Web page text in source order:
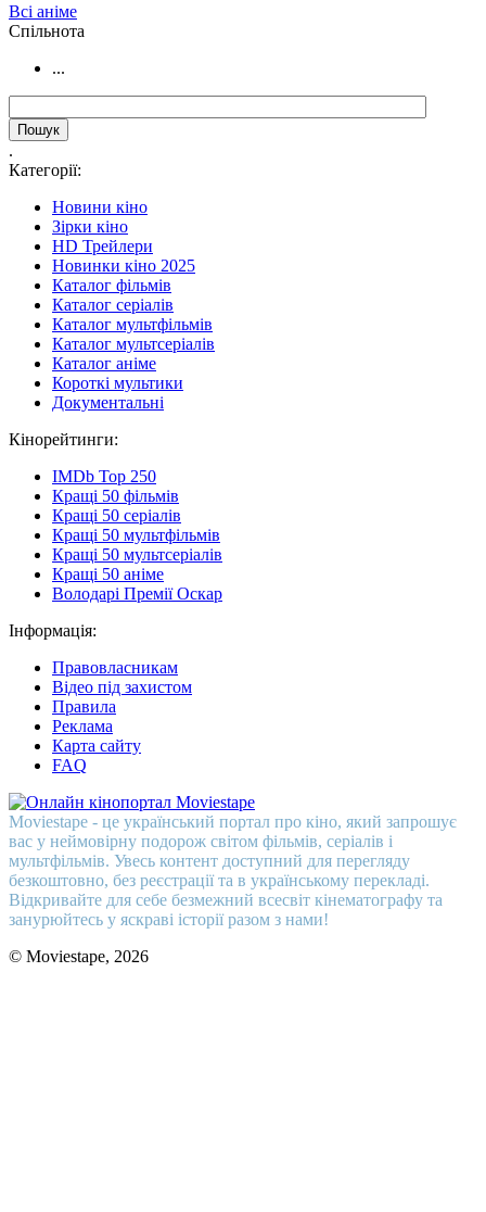
Всі аніме
Cпільнота
...
.
Категорії:
Новини кіно
Зірки кіно
HD Трейлери
Новинки кіно 2025
Каталог фільмів
Каталог серіалів
Каталог мультфільмів
Каталог мультсеріалів
Каталог аніме
Короткі мультики
Документальні
Кінорейтинги:
IMDb Top 250
Кращі 50 фільмів
Кращі 50 серіалів
Кращі 50 мультфільмів
Кращі 50 мультсеріалів
Кращі 50 аніме
Володарі Премії Оскар
Інформація:
Правовласникам
Відео під захистом
Правила
Реклама
Карта сайту
FAQ
Moviestape - це український портал про кіно, який запрошує
вас у неймовірну подорож світом фільмів, серіалів і
мультфільмів. Увесь контент доступний для перегляду
безкоштовно, без реєстрації та в українському перекладі.
Відкривайте для себе безмежний всесвіт кінематографу та
занурюйтесь у яскраві історії разом з нами!
© Moviestape, 2026